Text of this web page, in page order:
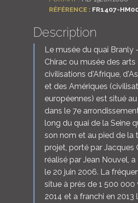
RÉFÉRENCE : FR1407-
Description
Le musée du quai Branly
Chirac ou musée des arts
civilisations d'Afrique,
et des Amériques
européennes) est situé
dans le 7e
long du quai de la Seine
son nom et au pied de la
projet, porté par Jacques
réalisé par Jean Nouvel,
le 20 juin 2006. La
situe à près de 1 500 000
2014 et a franchi en 2013